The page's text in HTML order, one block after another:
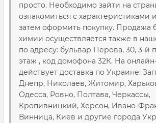
просто. Необходимо зайти на
ознакомиться с характеристиками
затем оформить покупку. Продажа
химии осуществляется также в
по адресу: бульвар Перова, 30, 3-й
этаж , код домофона 32К. На
действует доставка по Украине:
Днепр, Николаев, Житомир,
Одесса, Ровно, Полтава, Черкассы,
Кропивницкий, Херсон, Ивано-
Винница, Киев и другие города